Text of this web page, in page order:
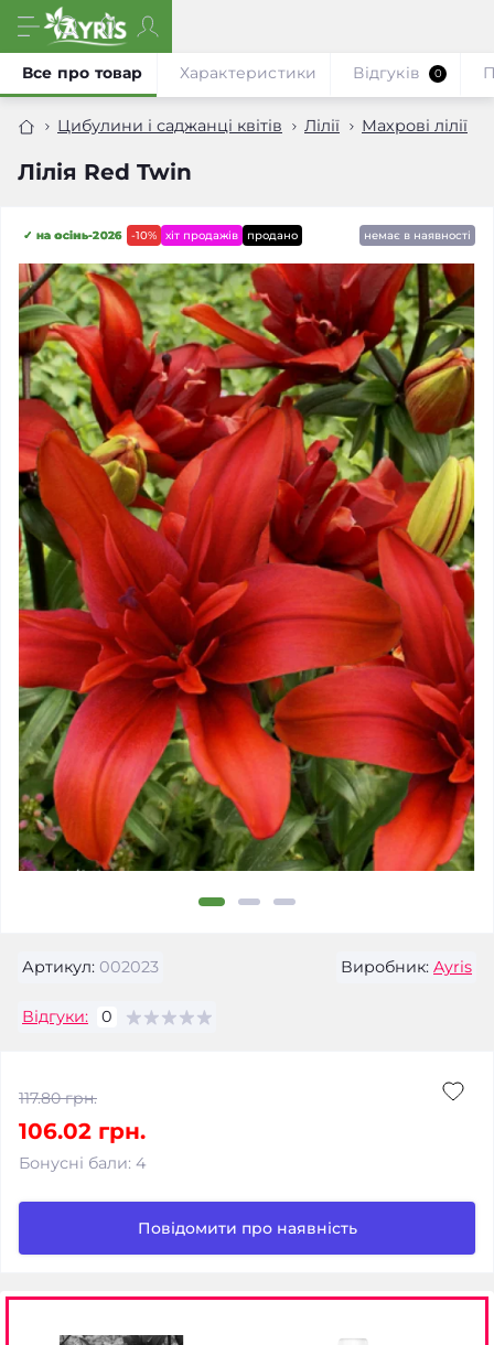
Цибулини і саджанці квітів Лілії Махрові лілії
Лілія Red Twin
Все про товар Характеристики Відгуків 0
-10%
✓ на осінь-2026 хіт продажів продано немає в наявності
Артикул: 002023 Виробник: Ayris
Відгуки: 0
117.80 грн.
106.02 грн.
Бонусні бали: 4
Повідомити про наявність